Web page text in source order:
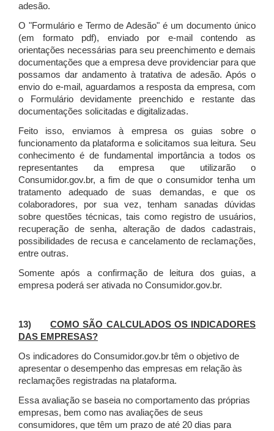
adesão.
O "Formulário e Termo de Adesão" é um documento único
(em formato pdf), enviado por e-mail contendo as
orientações necessárias para seu preenchimento e demais
documentações que a empresa deve providenciar para que
possamos dar andamento à tratativa de adesão. Após o
envio do e-mail, aguardamos a resposta da empresa, com
o Formulário devidamente preenchido e restante das
documentações solicitadas e digitalizadas.
Feito isso, enviamos à empresa os guias sobre o
funcionamento da plataforma e solicitamos sua leitura. Seu
conhecimento é de fundamental importância a todos os
representantes da empresa que utilizarão o
Consumidor.gov.br, a fim de que o consumidor tenha um
tratamento adequado de suas demandas, e que os
colaboradores, por sua vez, tenham sanadas dúvidas
sobre questões técnicas, tais como registro de usuários,
recuperação de senha, alteração de dados cadastrais,
possibilidades de recusa e cancelamento de reclamações,
entre outras.
Somente após a confirmação de leitura dos guias, a
empresa poderá ser ativada no Consumidor.gov.br.
13)COMO SÃO CALCULADOS OS INDICADORES
DAS EMPRESAS?
Os indicadores do Consumidor.gov.br têm o objetivo de
apresentar o desempenho das empresas em relação às
reclamações registradas na plataforma.
Essa avaliação se baseia no comportamento das próprias
empresas, bem como nas avaliações de seus
consumidores, que têm um prazo de até 20 dias para